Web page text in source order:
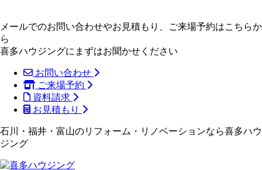
メールでのお問い合わせやお見積もり、ご来場予約はこちらか
ら
喜多ハウジングにまずはお聞かせください
お問い合わせ
ご来場予約
資料請求
お見積もり
石川・福井・富山のリフォーム・リノベーションなら喜多ハウ
ジング